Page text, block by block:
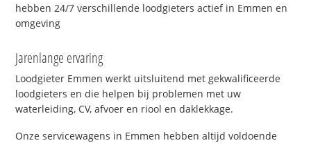
hebben 24/7 verschillende loodgieters actief in Emmen en
omgeving
Jarenlange ervaring
Loodgieter Emmen werkt uitsluitend met gekwalificeerde
loodgieters en die helpen bij problemen met uw
waterleiding, CV, afvoer en riool en daklekkage.
Onze servicewagens in Emmen hebben altijd voldoende